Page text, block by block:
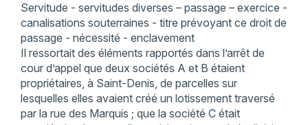
Servitude - servitudes diverses – passage – exercice -
canalisations souterraines - titre prévoyant ce droit de
passage - nécessité - enclavement
Il ressortait des éléments rapportés dans l’arrêt de
cour d’appel que deux sociétés A et B étaient
propriétaires, à Saint-Denis, de parcelles sur
lesquelles elles avaient créé un lotissement traversé
par la rue des Marquis ; que la société C était